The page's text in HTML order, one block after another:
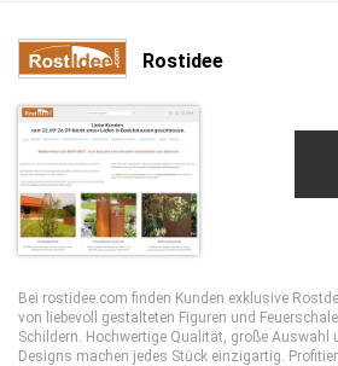
Rostidee
Bei rostidee.com finden Kunden exklusive
von liebevoll gestalteten Figuren und
Schildern. Hochwertige Qualität, große Auswahl
Designs machen jedes Stück einzigartig.